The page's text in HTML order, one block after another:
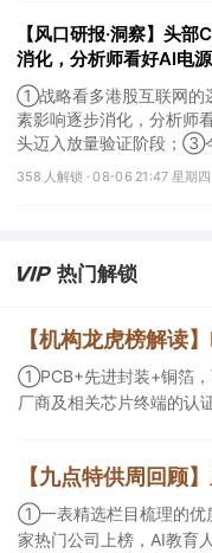
【风口研报·洞察】头
消化，分析师看好AI电
放量验证阶段；战略看
①战略看多港股互联网的
素影响逐步消化，分析师
头迈入放量验证阶段；③
成、江淮汽车评级得到
获新财富分析师深度覆
358 人解锁 ·08-06 21:47 星期四
热门解锁
①PCB+先进封装+铜箔，
厂商及相关芯片终端的认
等方面具有丰富经验，
产的合规资质，这家公司
①一表精选栏目梳理的优
家热门公司上榜，AI教育人气公